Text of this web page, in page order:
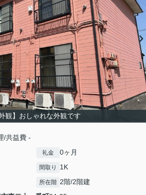
外観】おしゃれな外観です
/共益費 -
礼金 0ヶ月
間取り 1K
所在階 2階/2階建